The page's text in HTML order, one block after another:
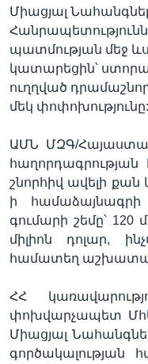
Միացյալ
Հանրապետությունն
պատմության մեջ
կատարեցին՝
ուղղված
մեկ փոփոխությունը:
ԱՄՆ ՄԶԳ/
շնորհիվ ավելի
ի համաձայնագրի
գումարի շեմը՝ 120
միլիոն դոլար,
համատեղ
ՀՀ
փոխվարչապետ
Միացյալ
գործակալության